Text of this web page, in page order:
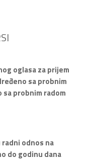
oglasa za prijem
sa probnim
sa probnim radom
radni odnos na
do godinu dana